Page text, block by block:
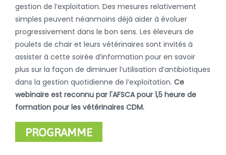
gestion de l’exploitation. Des mesures relativement
simples peuvent néanmoins déjà aider à évoluer
progressivement dans le bon sens. Les éleveurs de
poulets de chair et leurs vétérinaires sont invités à
assister à cette soirée d’information pour en savoir
plus sur la façon de diminuer l’utilisation d’antibiotiques
dans la gestion quotidienne de l’exploitation. Ce
webinaire est reconnu par l'AFSCA pour 1,5 heure de
formation pour les vétérinaires CDM.
PROGRAMME